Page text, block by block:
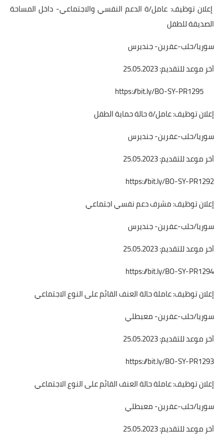
إعلان توظيف: عامل/ة الدعم النفسي والاجتماعي- داخل المساحة
الصديقة للطفل
سوريا/حلب-عفرين- جنديرس
آخر موعد للتقديم: 25.05.2023
https://bit.ly/BO-SY-PR1295
إعلان توظيف: عامل/ة حالة حماية الطفل
سوريا/حلب-عفرين- جنديرس
آخر موعد للتقديم: 25.05.2023
https://bit.ly/BO-SY-PR1292
إعلان توظيف: مشرف دعم نفسي اجتماعي
سوريا/حلب-عفرين- جنديرس
آخر موعد للتقديم: 25.05.2023
https://bit.ly/BO-SY-PR1294
إعلان توظيف: عاملة حالة العنف القائم على النوع الاجتماعي
سوريا/حلب-عفرين- معبطلي
آخر موعد للتقديم: 25.05.2023
https://bit.ly/BO-SY-PR1293
إعلان توظيف: عاملة حالة العنف القائم على النوع الاجتماعي
سوريا/حلب-عفرين- معبطلي
آخر موعد للتقديم: 25.05.2023